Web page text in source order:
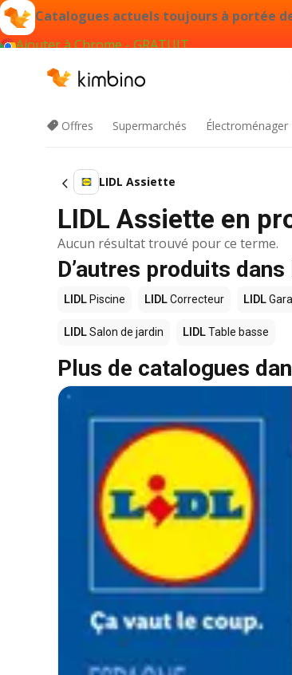
Catalogues actuels toujours à portée
Ajouter à Chrome - GRATUIT
Offres Supermarchés Électroménager
LIDL Assiette
LIDL Assiette en
Aucun résultat trouvé pour ce terme.
D’autres produits
LIDL Piscine LIDLCorrecteur LIDL
LIDLSalon de jardin LIDLTable basse
Plus de catalogues